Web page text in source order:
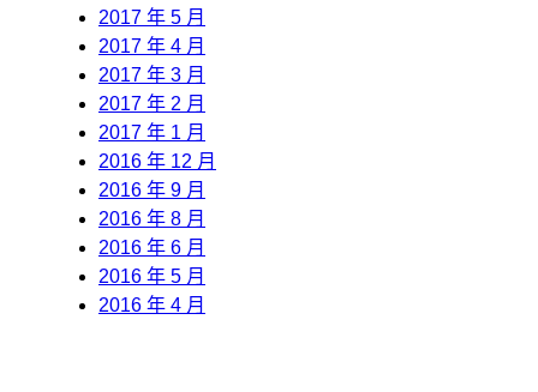
2017 年 5 月
2017 年 4 月
2017 年 3 月
2017 年 2 月
2017 年 1 月
2016 年 12 月
2016 年 9 月
2016 年 8 月
2016 年 6 月
2016 年 5 月
2016 年 4 月